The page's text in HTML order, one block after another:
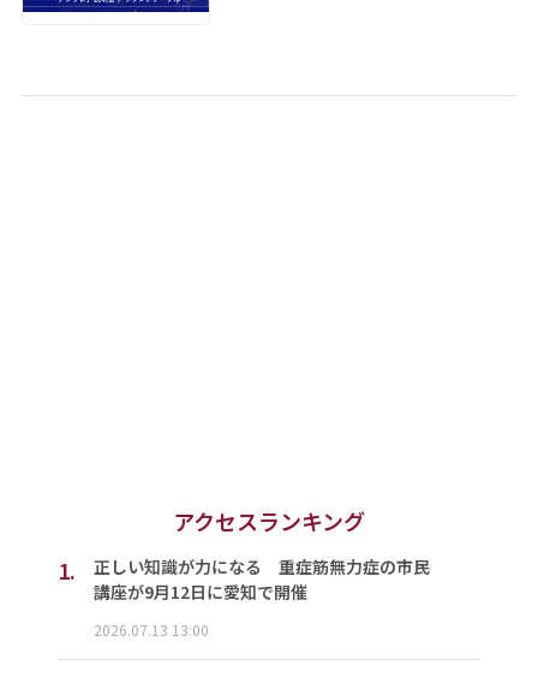
アクセスランキング
1.
正しい知識が力になる 重症筋無力症の市民
講座が9月12日に愛知で開催
2026.07.13 13:00